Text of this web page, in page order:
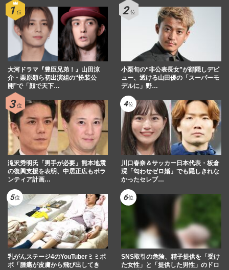
大河ドラマ『豊臣兄弟！』山田涼
介・栗原類ら初出演組の“扮装公
開”で「顔で天下…
小栗旬の“非公表長女”が顔隠しデビ
ュー、透ける山田優の「スーパーモ
デルに」野…
滝沢秀明氏「男手が必要」熊本地震
の復興支援を表明、中居正広もボラ
ンティア計画…
川口春奈＆サッカー日本代表・板倉
滉「匂わせゼロ婚」でも隠しきれな
かったセレブ…
乳がんステージ4のYouTuberミミポ
ポ「腫瘍が皮膚から飛び出してき
SNS取引の危険、精子提供を「受け
た女性」と「提供した男性」のドロ